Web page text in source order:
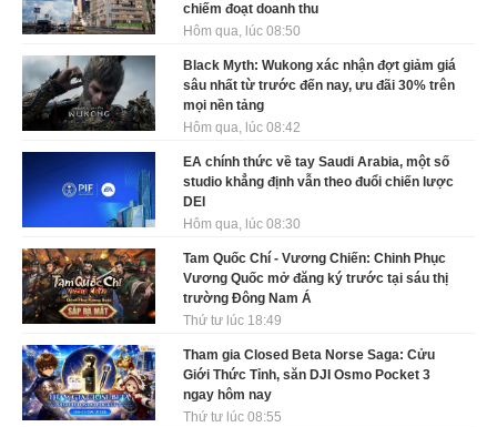
chiếm đoạt doanh thu
Hôm qua, lúc 08:50
Black Myth: Wukong xác nhận đợt giảm giá
sâu nhất từ trước đến nay, ưu đãi 30% trên
mọi nền tảng
Hôm qua, lúc 08:42
EA chính thức về tay Saudi Arabia, một số
studio khẳng định vẫn theo đuổi chiến lược
DEI
Hôm qua, lúc 08:30
Tam Quốc Chí - Vương Chiến: Chinh Phục
Vương Quốc mở đăng ký trước tại sáu thị
trường Đông Nam Á
Thứ tư lúc 18:49
Tham gia Closed Beta Norse Saga: Cửu
Giới Thức Tỉnh, săn DJI Osmo Pocket 3
ngay hôm nay
Thứ tư lúc 08:55